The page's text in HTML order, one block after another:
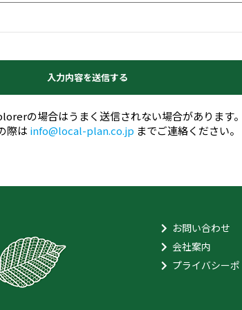
の場合はうまく送信されない場合があります
際は info@local-plan.co.jp までご連絡ください。
お問い合わせ
会社案内
プライバシー